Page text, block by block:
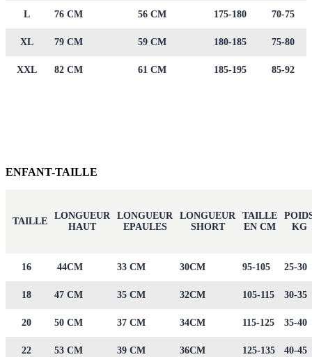
L 76 CM 56 CM 175-180 70-75
XL 79 CM 59 CM 180-185 75-80
XXL 82 CM 61 CM 185-195 85-92
ENFANT-TAILLE
TAILLE
LONGUEUR
HAUT
LONGUEUR
EPAULES
LONGUEUR
SHORT
TAILLE
EN CM
KG
16 44CM 33 CM 30CM 95-105 25-30
18 47 CM 35 CM 32CM 105-115 30-35
20 50 CM 37 CM 34CM 115-125 35-40
22 53 CM 39 CM 36CM 125-135 40-45